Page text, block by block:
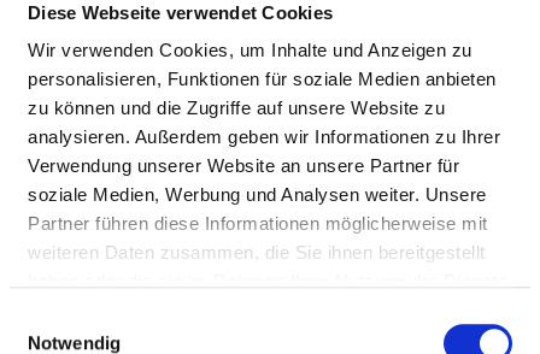
Diese Webseite verwendet Cookies
Wir verwenden Cookies, um Inhalte und Anzeigen zu
personalisieren, Funktionen für soziale Medien anbieten
zu können und die Zugriffe auf unsere Website zu
analysieren. Außerdem geben wir Informationen zu Ihrer
Verwendung unserer Website an unsere Partner für
soziale Medien, Werbung und Analysen weiter. Unsere
Partner führen diese Informationen möglicherweise mit
weiteren Daten zusammen, die Sie ihnen bereitgestellt
Notwendig
Maskenbeatmungsgerät
mit dauerhaft positivem
Beatmungsdruck
in der Klinik für Kinder-
und Jugendmedizin: -
Intensivbeatmungsgerät
(1) -
Notfallbeatmungsgeräte
(2) Kreißsaal -
Notfallbeatmungsgerät
(1)
Schichtbildverfahren im
Nutzung der
Untersuchungsmethoden
der radiologischen Praxis